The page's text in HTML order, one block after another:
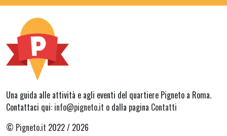
Una guida alle attività e agli eventi del quartiere Pigneto a Roma.
Contattaci qui: info@pigneto.it o dalla pagina Contatti
© Pigneto.it 2022 / 2026